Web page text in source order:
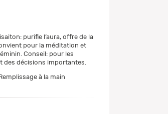
purifie l’aura, offre de la
pour la méditation et
Conseil: pour les
des décisions importantes.
à la main